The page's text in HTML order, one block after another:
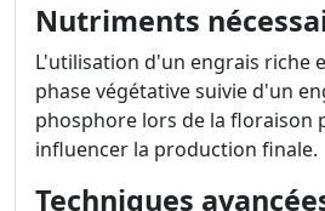
Nutriments
L'utilisation d'un engrais riche
phase végétative suivie d'un
phosphore lors de la floraison
influencer la production finale.
Techniques